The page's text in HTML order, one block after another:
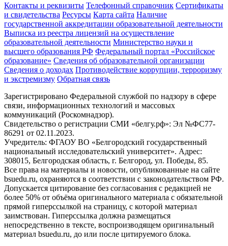
Контакты и реквизиты Телефонный справочник Сертификаты
и свидетельства Ресурсы Карта сайта Наличие
государственной аккредитации образовательной деятельности
Выписка из реестра лицензий на осуществление
образовательной деятельности Министерствo науки и
высшего образования РФ Федеральный портал «Российское
образование» Сведения об образовательной организации
Сведения о доходах Противодействие коррупции, терроризму
и экстремизму Обратная связь
Зарегистрировано Федеральной службой по надзору в сфере
связи, информационных технологий и массовых
коммуникаций (Роскомнадзор).
Свидетельство о регистрации СМИ «белгу.рф»: Эл №ФС77-
86291 от 02.11.2023.
Учредитель: ФГАОУ ВО «Белгородский государственный
национальный исследовательский университет». Адрес:
308015, Белгородская область, г. Белгород, ул. Победы, 85.
Все права на материалы и новости, опубликованные на сайте
bsuedu.ru, охраняются в соответствии с законодательством РФ.
Допускается цитирование без согласования с редакцией не
более 50% от объёма оригинального материала с обязательной
прямой гиперссылкой на страницу, с которой материал
заимствован. Гиперссылка должна размещаться
непосредственно в тексте, воспроизводящем оригинальный
материал bsuedu.ru, до или после цитируемого блока.